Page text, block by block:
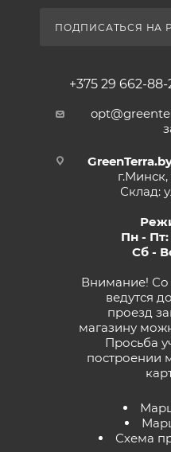
ПОДПИСАТЬСЯ НА
+375 29 662-88-
г.Минск,
Склад:
Пн - Пт:
Сб -
Внимание! Со
ведутся
проезд
магазину
Просьба
построении
Схема